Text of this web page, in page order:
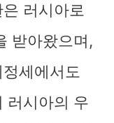
러시아로
받아왔으며,
세에서도
러시아의 우